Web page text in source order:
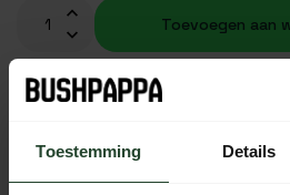
Toestemming Details
Toevoegen aan
Op voorraad (2)
bestelling vandaag nog